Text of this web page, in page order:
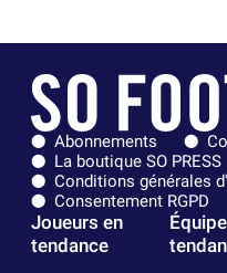
Abonnements
La boutique SO PRESS
Conditions générales
Consentement RGPD
Joueurs en
tendance